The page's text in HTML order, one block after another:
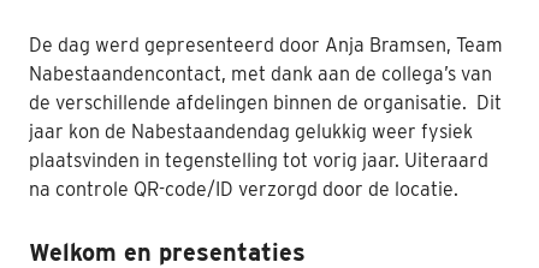
Webshop
Contact
De dag werd gepresenteerd door Anja Bramsen, Team
Nabestaandencontact, met dank aan de collega’s van
de verschillende afdelingen binnen de organisatie. Dit
jaar kon de Nabestaandendag gelukkig weer fysiek
plaatsvinden in tegenstelling tot vorig jaar. Uiteraard
na controle QR-code/ID verzorgd door de locatie.
Welkom en presentaties